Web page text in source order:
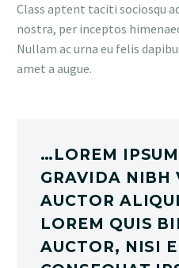
Class aptent taciti sociosqu
nostra, per inceptos
Nullam ac urna eu felis
amet a augue.
…LOREM
GRAVIDA NIBH
AUCTOR
LOREM QUIS
AUCTOR, NISI